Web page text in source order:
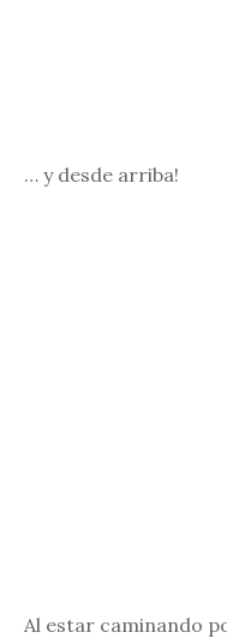
… y desde arriba!
Al estar caminando